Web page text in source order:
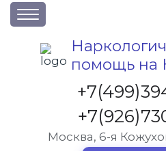
О клинике
Акции
Вакансии
Лицензии
Статьи
помощь на
Москва, 6-я